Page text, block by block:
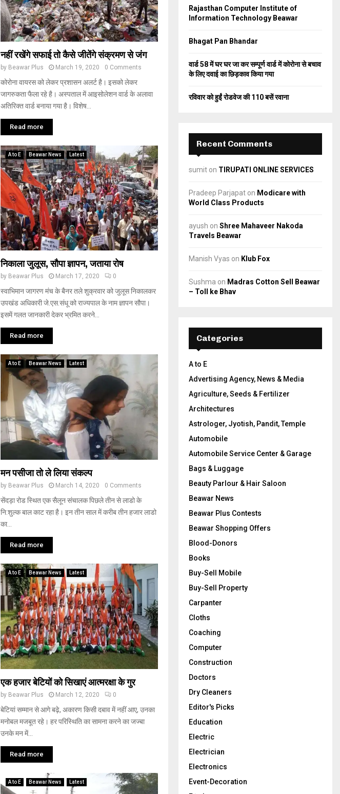
नहीं रखेंगे सफाई तो कैसे जीतेंगे संक्रमण से जंग
by Beawar Plus March 19, 2020 0 Comments
कोरोना वायरस को लेकर प्रशासन अलर्ट है। इसको लेकर
जागरुकता फैला रहे है। अस्पताल में आइसोलेशन वार्ड के अलावा
अतिरिक्त वार्ड बनाया गया है। विशेष...
Read more
A to E Beawar News Latest
निकाला जुलूस, सौपा ज्ञापन, जताया रोष
by Beawar Plus March 17, 2020 0
स्वाभिमान जागरण मंच के बैनर तले शुक्रवार को जुलूस निकालकर
उपखंड अधिकारी जे.एस.संधू को राज्यपाल के नाम ज्ञापन सौपा।
इसमें गलत जानकारी देकर भ्रमित करने...
Read more
A to E Beawar News Latest
मन पसीजा तो ले लिया संकल्प
by Beawar Plus March 14, 2020 0 Comments
सेंदड़ा रोड स्थित एक सैलून संचालक पिछले तीन से लाडो के
नि:शुल्क बाल काट रहा है। इन तीन साल में करीब तीन हजार लाडो
का...
Read more
A to E Beawar News Latest
एक हजार बेटियों को सिखाएं आत्मरक्षा के गुर
by Beawar Plus March 12, 2020 0
बेटियां सम्मान से आगे बढ़े, अकारण किसी दबाव में नहीं आए, उनका
मनोबल मजबूत रहे। हर परिस्थिति का सामना करने का जज्बा
उनके मन में...
Read more
A to E Beawar News Latest
Rajasthan Computer Institute of
Information Technology Beawar
Bhagat Pan Bhandar
वार्ड 58 में घर घर जा कर सम्पूर्ण वार्ड में कोरोना से बचाव
के लिए दवाई का छिड़काव किया गया
रविवार को हुईं रोडवेज की 110 बसें रवाना
Recent Comments
sumit on TIRUPATI ONLINE SERVICES
Pradeep Parjapat on Modicare with
World Class Products
ayush on Shree Mahaveer Nakoda
Travels Beawar
Manish Vyas on Klub Fox
Sushma on Madras Cotton Sell Beawar
– Toll ke Bhav
Categories
A to E
Advertising Agency, News & Media
Agriculture, Seeds & Fertilizer
Architectures
Astrologer, Jyotish, Pandit, Temple
Automobile
Automobile Service Center & Garage
Bags & Luggage
Beauty Parlour & Hair Saloon
Beawar News
Beawar Plus Contests
Beawar Shopping Offers
Blood-Donors
Books
Buy-Sell Mobile
Buy-Sell Property
Carpanter
Cloths
Coaching
Computer
Construction
Doctors
Dry Cleaners
Editor's Picks
Education
Electric
Electrician
Electronics
Event-Decoration